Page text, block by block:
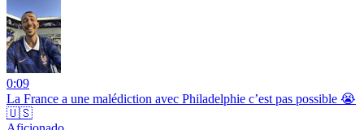
0:09
La France a une malédiction avec Philadelphie c’est pas possible 😭
🇺🇸